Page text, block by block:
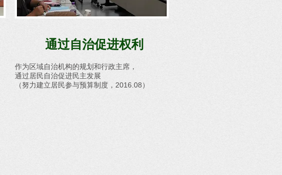
通过自治促进权利
作为区域自治机构的规划和行政主席，
通过居民自治促进民主发展
（努力建立居民参与预算制度，2016.08）